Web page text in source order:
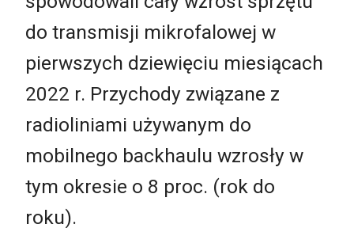
do transmisji mikrofalowej w
pierwszych dziewięciu miesiącach
2022 r. Przychody związane z
radioliniami używanym do
mobilnego backhaulu wzrosły w
tym okresie o 8 proc. (rok do
roku).